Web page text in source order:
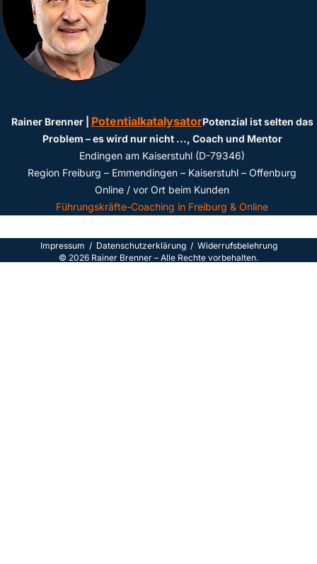
Rainer Brenner | PotentialkatalysatorPotenzial ist selten das
Problem – es wird nur nicht ..., Coach und Mentor
Endingen am Kaiserstuhl (D-79346)
Region Freiburg – Emmendingen – Kaiserstuhl – Offenburg
Online / vor Ort beim Kunden
Führungskräfte-Coaching in Freiburg & Online
Impressum / Datenschutzerklärung / Widerrufsbelehrung
© 2026 Rainer Brenner – Alle Rechte vorbehalten.